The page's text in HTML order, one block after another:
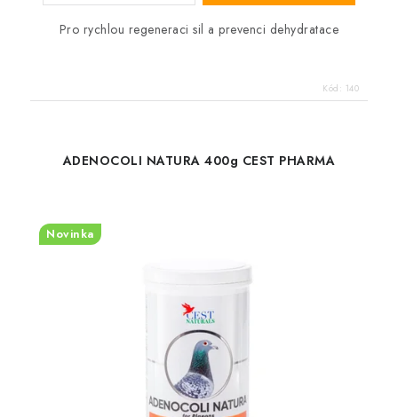
Pro rychlou regeneraci sil a prevenci dehydratace
Kód: 140
ADENOCOLI NATURA 400g CEST PHARMA
Novinka